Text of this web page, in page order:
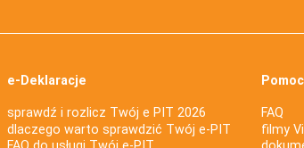
e-Deklaracje
sprawdź i rozlicz Twój e PIT 2026
dlaczego warto sprawdzić Twój e-PIT
Pomoc
FAQ
filmy